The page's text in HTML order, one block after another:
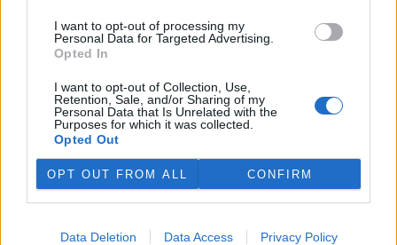
I want to opt-out of processing my
Personal Data for Targeted Advertising.
Opted In
I want to opt-out of Collection, Use,
Retention, Sale, and/or Sharing of my
Personal Data that Is Unrelated with the
Purposes for which it was collected.
Opted Out
OPT OUT FROM ALL CONFIRM
Data Deletion Data Access Privacy Policy
července 2026 zahájení
zjišťovacího řízení pro záměr
do Pardubic. Veřejnost může své vyjádření k vlivům této stavby na
životní prostředí poslat ministerstvu do 13. srpna 2026.
Kilian Kaminski: Evropa slibuje právo na opravu.
Budou ale opravy skutečně levnější?
1.8.2026
novou evropskou směrnici o